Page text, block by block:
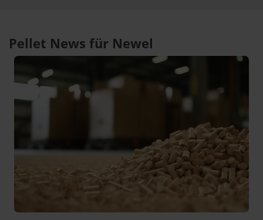
Pellet News für Newel